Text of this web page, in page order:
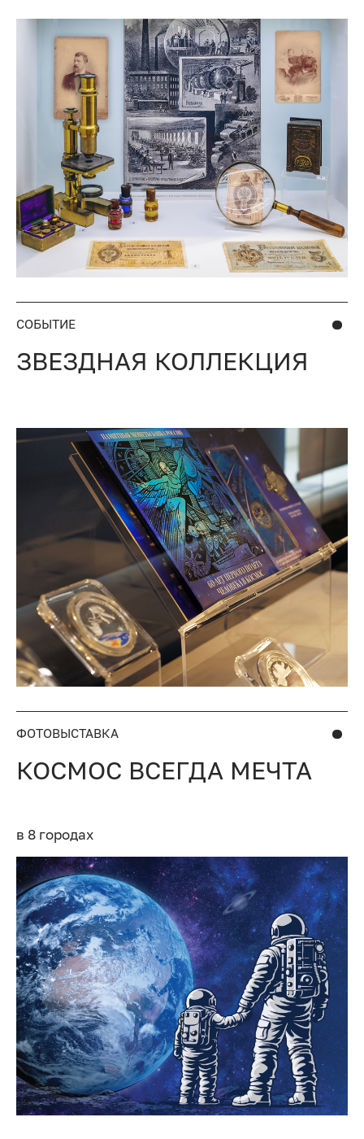
СОБЫТИЕ
ЗВЕЗДНАЯ КОЛЛЕКЦИЯ
ФОТОВЫСТАВКА
КОСМОС ВСЕГДА МЕЧТА
в 8 городах